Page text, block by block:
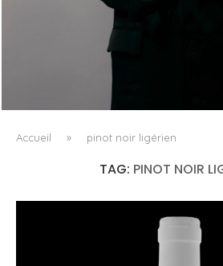
AYAKA MIYOSHI REJOINT
L’ÉMERGENCE D’UNE
CULTURELLE DU
Accueil » pinot noir ligérien
TAG: PINOT NOIR